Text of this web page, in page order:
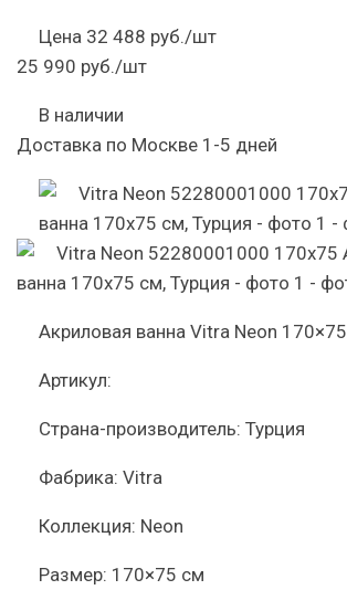
Цена 32 488 руб./шт
25 990 руб./шт
В наличии
Доставка по Москве 1-5 дней
Акриловая ванна Vitra Neon 170×75
Артикул:
Страна-производитель: Турция
Фабрика: Vitra
Коллекция: Neon
Размер: 170×75 см